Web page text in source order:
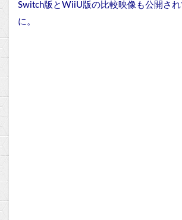
Switch版とWiiU版の比較映像も公開さ
に。